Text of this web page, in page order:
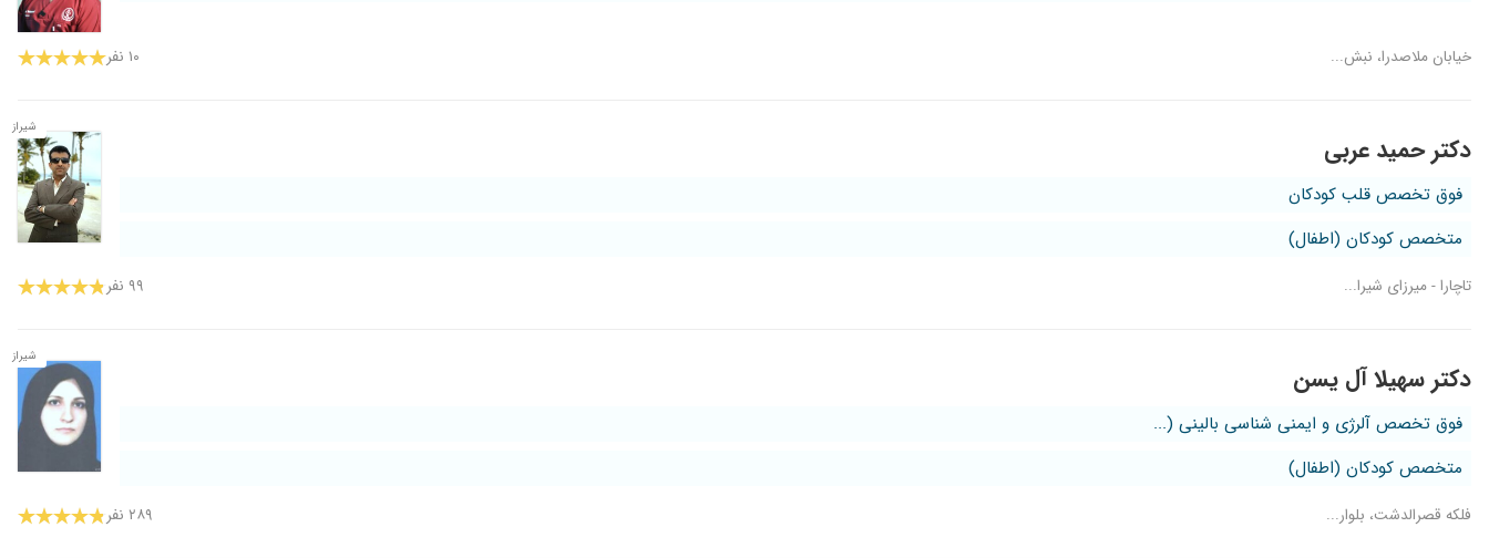
خیابان ملاصدرا، نبش... ۱۰ نفر
شیراز
دکتر حمید عربی
فوق تخصص قلب کودکان
متخصص کودکان (اطفال)
تاچارا - میرزای شیرا... ۹۹ نفر
شیراز
دکتر سهیلا آل یسن
فوق تخصص آلرژی و ایمنی شناسی بالینی (...
متخصص کودکان (اطفال)
فلکه قصرالدشت، بلوار... ۲۸۹ نفر